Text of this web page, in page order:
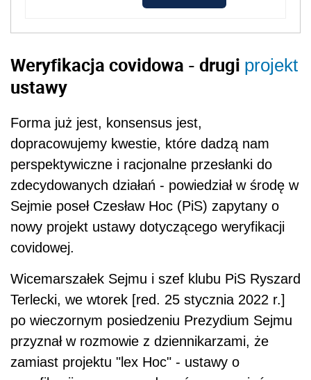
Weryfikacja covidowa - drugi projekt
ustawy
Forma już jest, konsensus jest,
dopracowujemy kwestie, które dadzą nam
perspektywiczne i racjonalne przesłanki do
zdecydowanych działań - powiedział w środę w
Sejmie poseł Czesław Hoc (PiS) zapytany o
nowy projekt ustawy dotyczącego weryfikacji
covidowej.
Wicemarszałek Sejmu i szef klubu PiS Ryszard
Terlecki, we wtorek [red. 25 stycznia 2022 r.]
po wieczornym posiedzeniu Prezydium Sejmu
przyznał w rozmowie z dziennikarzami, że
zamiast projektu "lex Hoc" - ustawy o